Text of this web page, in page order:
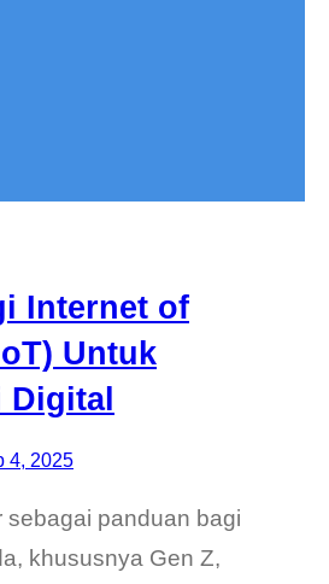
Internet of
Untuk
Digital
4, 2025
sebagai panduan bagi
khususnya Gen Z,